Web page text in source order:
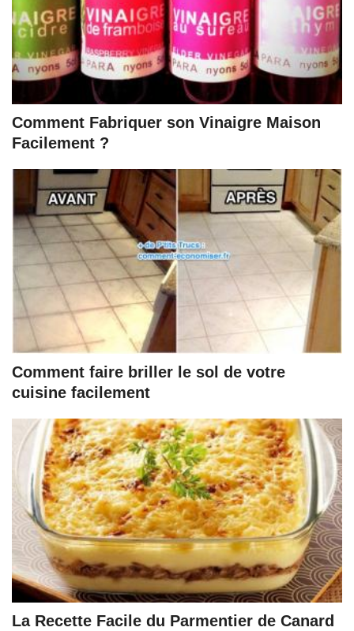
Comment Fabriquer son Vinaigre Maison
Facilement ?
Comment faire briller le sol de votre
cuisine facilement
La Recette Facile du Parmentier de Canard